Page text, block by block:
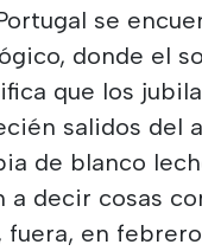
se
donde el
que los
salidos del
de blanco
a decir cosas
fuera, en